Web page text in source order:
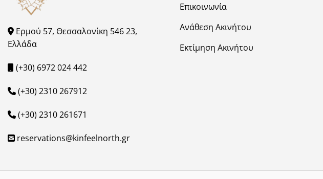
Ερμού 57, Θεσσαλονίκη 546 23,
Ελλάδα
(+30) 6972 024 442
(+30) 2310 267912
(+30) 2310 261671
reservations@kinfeelnorth.gr
Επικοινωνία
Ανάθεση Ακινήτου
Εκτίμηση Ακινήτου